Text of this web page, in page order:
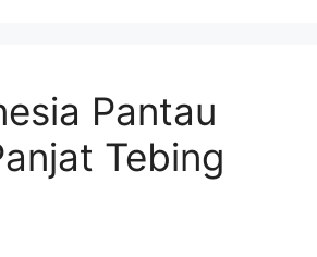
Pantau
Tebing